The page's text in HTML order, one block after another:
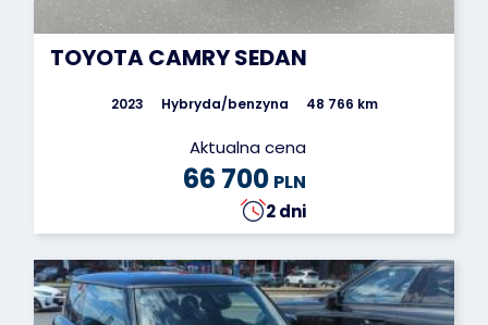
TOYOTA CAMRY SEDAN
2023 Hybryda/benzyna 48 766 km
Aktualna cena
66 700 PLN
2 dni